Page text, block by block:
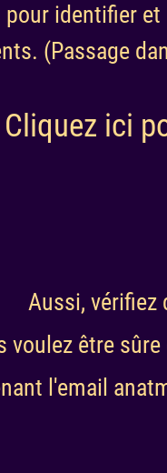
identifier
(Passage
Cliquez ici
Aussi, vérifiez
voulez être
l'email